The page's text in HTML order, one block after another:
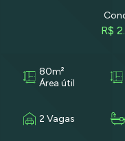
R$
80m²
Área útil
2 Vagas